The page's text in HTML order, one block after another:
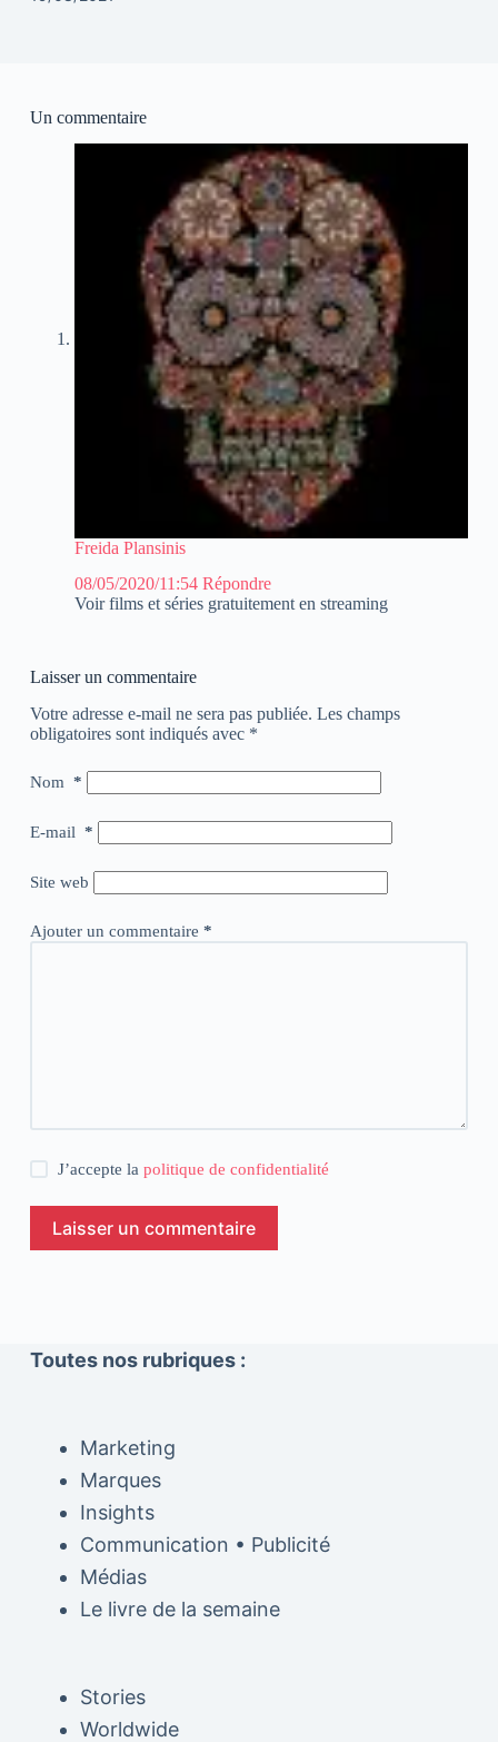
Un commentaire
Freida Plansinis
08/05/2020/11:54 Répondre
Voir films et séries gratuitement en streaming
Laisser un commentaire
Votre adresse e-mail ne sera pas publiée. Les champs
obligatoires sont indiqués avec *
Nom *
E-mail *
Site web
Ajouter un commentaire *
J’accepte lapolitique de confidentialité
Laisser un commentaire
Toutes nos rubriques :
Marketing
Marques
Insights
Communication • Publicité
Médias
Le livre de la semaine
Stories
Worldwide